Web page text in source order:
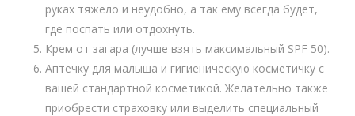
руках тяжело и неудобно, а так ему всегда будет,
где поспать или отдохнуть.
Крем от загара (лучше взять максимальный SPF 50).
Аптечку для малыша и гигиеническую косметичку с
вашей стандартной косметикой. Желательно также
приобрести страховку или выделить специальный